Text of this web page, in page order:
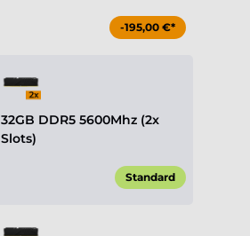
-195,00 €*
32GB DDR5 5600Mhz (2x
Slots)
Standard